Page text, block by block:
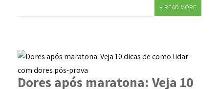
+ READ MORE
Dores após maratona: Veja 10